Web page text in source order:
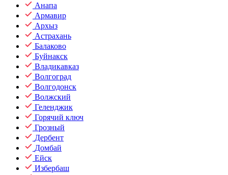
Анапа
Армавир
Архыз
Астрахань
Балаково
Буйнакск
Владикавказ
Волгоград
Волгодонск
Волжский
Геленджик
Горячий ключ
Грозный
Дербент
Домбай
Ейск
Избербаш